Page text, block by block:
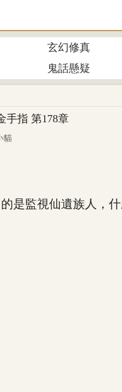
玄幻修真
鬼話懸疑
手指 第178章
貓
監視仙遺族人，什